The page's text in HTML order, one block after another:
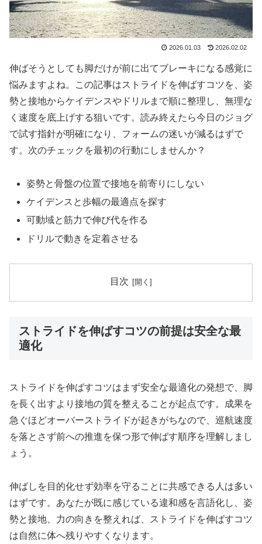
2026.01.03 2026.02.02
伸ばそうとしても脚だけが前に出てブレーキになる感覚に
悩みますよね。この記事はストライドを伸ばすコツを、姿
勢と接地からケイデンスやドリルまで順に整理し、無理な
く速度を底上げする狙いです。読み終えたら今日のジョグ
で試す指針が明確になり、フォームの迷いが減るはずで
す。次のチェックを最初の行動にしませんか？
姿勢と骨盤の位置で接地を前寄りにしない
ケイデンスと歩幅の最適点を探す
可動域と筋力で伸び代を作る
ドリルで動きを定着させる
目次
ストライドを伸ばすコツの前提は安全な最
適化
ストライドを伸ばすコツはまず安全な最適化の発想で、脚
を長く出すより接地の質を整えることが起点です。成果を
急ぐほどオーバーストライドが起きがちなので、巡航速度
を落とさず前への推進を保つ形で伸ばす順序を理解しまし
ょう。
伸ばしを目的化せず効率を守ることに共感できる人は多い
はずです。あなたが既に感じている違和感を言語化し、姿
勢と接地、力の向きを整えれば、ストライドを伸ばすコツ
は自然に体へ残りやすくなります。